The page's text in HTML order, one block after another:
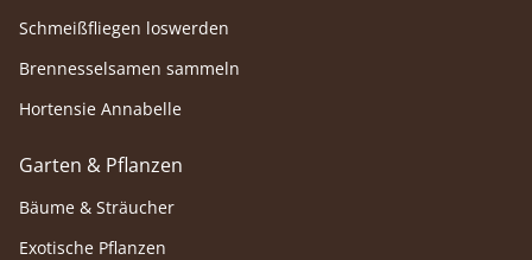
Schmeißfliegen loswerden
Brennesselsamen sammeln
Hortensie Annabelle
Garten & Pflanzen
Bäume & Sträucher
Exotische Pflanzen